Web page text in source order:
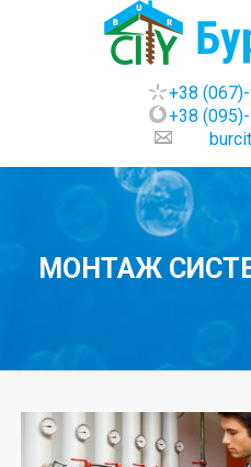
+38
+38
МОНТАЖ